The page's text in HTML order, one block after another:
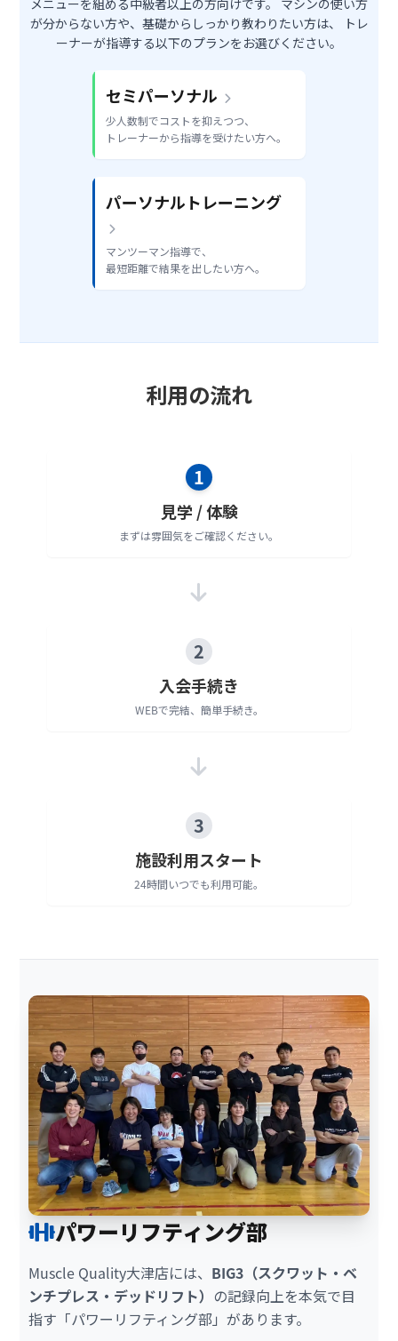
メニューを組める中級者以上の方向けです。
マシンの使い方
が分からない方や、基礎からしっかり教わりたい方は、
トレ
ーナーが指導する以下のプランをお選びください。
セミパーソナル
少人数制でコストを抑えつつ、
トレーナーから指導を受けたい方へ。
パーソナルトレーニング
マンツーマン指導で、
最短距離で結果を出したい方へ。
利用の流れ
1
見学 / 体験
まずは雰囲気をご確認ください。
2
入会手続き
WEBで完結、簡単手続き。
3
施設利用スタート
24時間いつでも利用可能。
パワーリフティング部
Muscle Quality大津店には、 BIG3（スクワット・ベ
ンチプレス・デッドリフト） の記録向上を本気で目
指す「パワーリフティング部」があります。